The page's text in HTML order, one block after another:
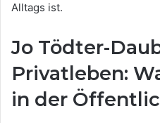
Alltags ist.
Jo Tödter-
Privatleben:
in der